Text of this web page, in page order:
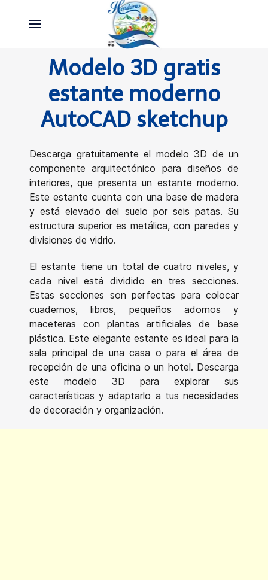
Modelo 3D gratis
estante moderno
AutoCAD sketchup
Descarga gratuitamente el modelo 3D de un
componente arquitectónico para diseños de
interiores, que presenta un estante moderno.
Este estante cuenta con una base de madera
y está elevado del suelo por seis patas. Su
estructura superior es metálica, con paredes y
divisiones de vidrio.
El estante tiene un total de cuatro niveles, y
cada nivel está dividido en tres secciones.
Estas secciones son perfectas para colocar
cuadernos, libros, pequeños adornos y
maceteras con plantas artificiales de base
plástica. Este elegante estante es ideal para la
sala principal de una casa o para el área de
recepción de una oficina o un hotel. Descarga
este modelo 3D para explorar sus
características y adaptarlo a tus necesidades
de decoración y organización.